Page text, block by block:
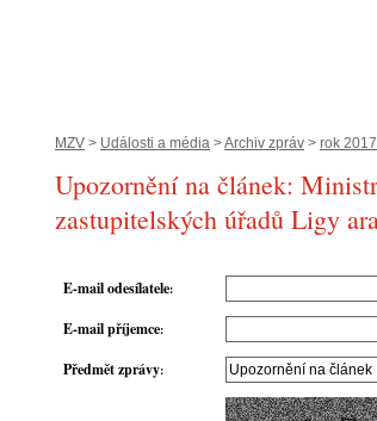
MZV > Události a média >Archiv zpráv > rok 2017
Upozornění na článek:
zastupitelských úřadů Ligy
E-mail odesílatele:
E-mail příjemce:
Předmět zprávy: